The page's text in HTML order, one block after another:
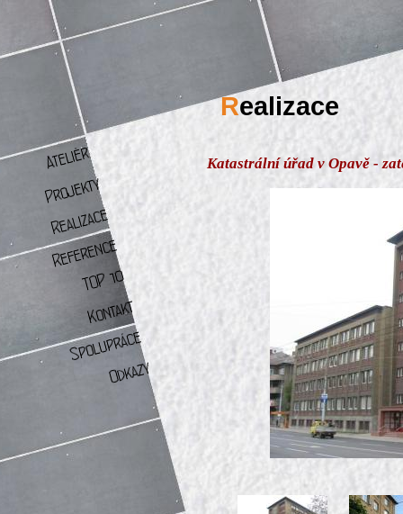
Realizace
Katastrální úřad v Opavě -